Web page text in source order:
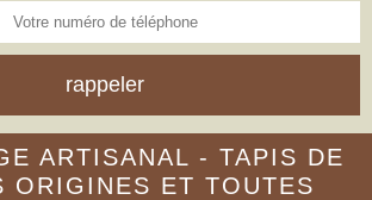
ARTISANAL - TAPIS DE
ORIGINES ET TOUTES